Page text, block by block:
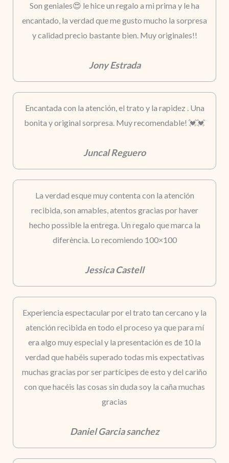
Son geniales😍 le hice un regalo a mi prima y le ha
encantado, la verdad que me gusto mucho la sorpresa
y calidad precio bastante bien. Muy originales!!
Jony Estrada
Encantada con la atención, el trato y la rapidez . Una
bonita y original sorpresa. Muy recomendable! 💓💓
Juncal Reguero
La verdad esque muy contenta con la atención
recibida, son amables, atentos gracias por haver
hecho possible la entrega. Un regalo que marca la
diferència. Lo recomiendo 100×100
Jessica Castell
Experiencia espectacular por el trato tan cercano y la
atención recibida en todo el proceso ya que para mí
era algo muy especial y la presentación es de 10 la
verdad que habéis superado todas mis expectativas
muchas gracias por ser partícipes de esto y del cariño
con que hacéis las cosas sin duda soy la caña muchas
gracias
Daniel Garcia sanchez